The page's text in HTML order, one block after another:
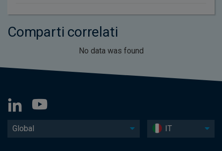
Comparti correlati
No data was found
Global IT